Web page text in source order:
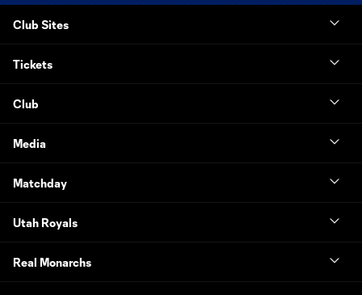
Club Sites
Tickets
Club
Media
Matchday
Utah Royals
Real Monarchs